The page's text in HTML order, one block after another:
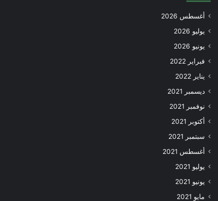
أغسطس 2026
يوليو 2026
يونيو 2026
فبراير 2022
يناير 2022
ديسمبر 2021
نوفمبر 2021
أكتوبر 2021
سبتمبر 2021
أغسطس 2021
يوليو 2021
يونيو 2021
مايو 2021